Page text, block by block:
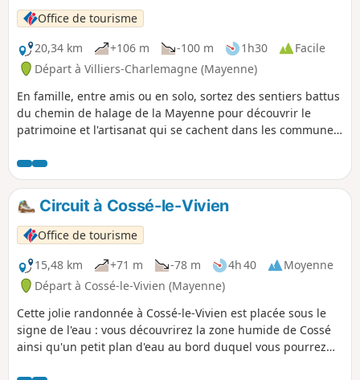
Office de tourisme
20,34 km
+106 m -100 m 1h30
Facile
Départ à Villiers-Charlemagne (Mayenne)
En famille, entre amis ou en solo, sortez des sentiers battus
du chemin de halage de la Mayenne pour découvrir le
patrimoine et l'artisanat qui se cachent dans les communes
Circuit à Cossé-le-Vivien
Office de tourisme
15,48 km
+71 m -78 m 4h 40
Moyenne
Départ à Cossé-le-Vivien (Mayenne)
Cette jolie randonnée à Cossé-le-Vivien est placée sous le
signe de l'eau : vous découvrirez la zone humide de Cossé
ainsi qu'un petit plan d'eau au bord duquel vous pourrez